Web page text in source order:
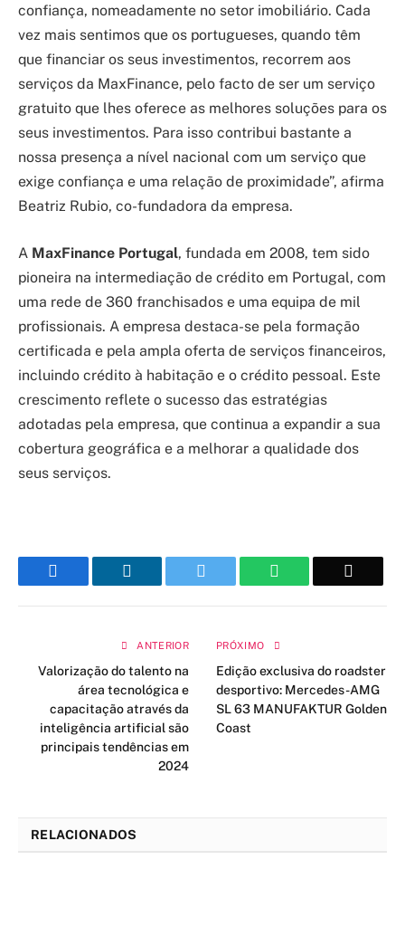
confiança, nomeadamente no setor imobiliário. Cada
vez mais sentimos que os portugueses, quando têm
que financiar os seus investimentos, recorrem aos
serviços da MaxFinance, pelo facto de ser um serviço
gratuito que lhes oferece as melhores soluções para os
seus investimentos. Para isso contribui bastante a
nossa presença a nível nacional com um serviço que
exige confiança e uma relação de proximidade”, afirma
Beatriz Rubio, co-fundadora da empresa.
A MaxFinance Portugal, fundada em 2008, tem sido
pioneira na intermediação de crédito em Portugal, com
uma rede de 360 franchisados e uma equipa de mil
profissionais. A empresa destaca-se pela formação
certificada e pela ampla oferta de serviços financeiros,
incluindo crédito à habitação e o crédito pessoal. Este
crescimento reflete o sucesso das estratégias
adotadas pela empresa, que continua a expandir a sua
cobertura geográfica e a melhorar a qualidade dos
seus serviços.
WhatsApp
ANTERIOR
Valorização do talento na
área tecnológica e
capacitação através da
inteligência artificial são
principais tendências em
2024
PRÓXIMO
Edição exclusiva do roadster
desportivo: Mercedes-AMG
SL 63 MANUFAKTUR Golden
Coast
RELACIONADOS